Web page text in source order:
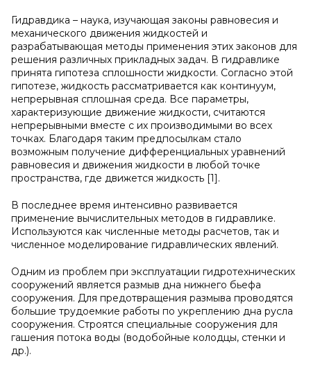
Гидравдика – наука, изучающая законы равновесия и
механического движения жидкостей и
разрабатывающая методы применения этих законов для
решения различных прикладных задач. В гидравлике
принята гипотеза сплошности жидкости. Согласно этой
гипотезе, жидкость рассматривается как континуум,
непрерывная сплошная среда. Все параметры,
характеризующие движение жидкости, считаются
непрерывными вместе с их производимыми во всех
точках. Благодаря таким предпосылкам стало
возможным получение дифференциальных уравнений
равновесия и движения жидкости в любой точке
пространства, где движется жидкость [1].
В последнее время интенсивно развивается
применение вычислительных методов в гидравлике.
Используются как численные методы расчетов, так и
численное моделирование гидравлических явлений.
Одним из проблем при эксплуатации гидротехнических
сооружений является размыв дна нижнего бьефа
сооружения. Для предотвращения размыва проводятся
большие трудоемкие работы по укреплению дна русла
сооружения. Строятся специальные сооружения для
гашения потока воды (водобойные колодцы, стенки и
др.).